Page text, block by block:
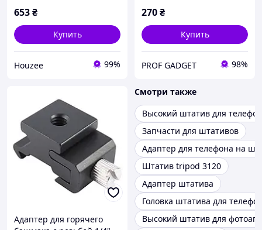
653₴
Купить
Houzee 99%
270₴
Купить
PROF GADGET 98%
Адаптер для горячего
Смотри также
Высокий штатив для
Запчасти для штативов
Адаптер для телефона на
Штатив tripod 3120
Адаптер штатива
Головка штатива для
Высокий штатив для